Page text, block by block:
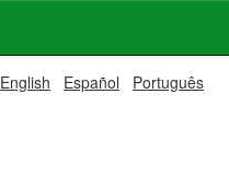
English Español Português